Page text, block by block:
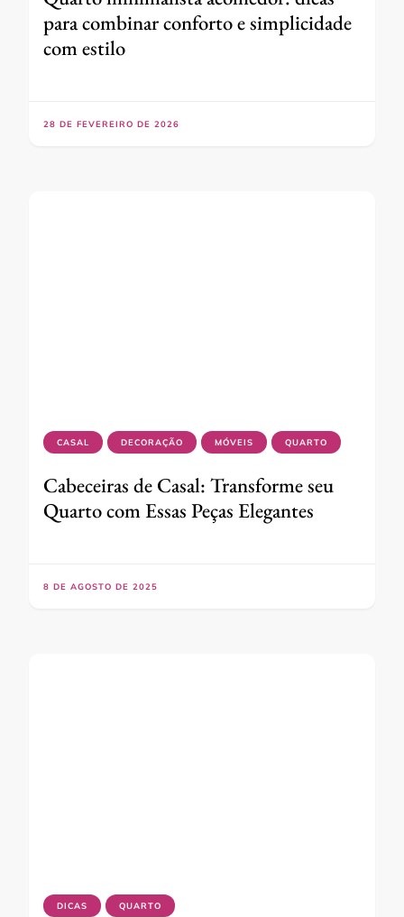
para combinar conforto e simplicidade
com estilo
28 DE FEVEREIRO DE 2026
CASAL DECORAÇÃO MÓVEIS QUARTO
Cabeceiras de Casal: Transforme seu
Quarto com Essas Peças Elegantes
8 DE AGOSTO DE 2025
DICAS QUARTO